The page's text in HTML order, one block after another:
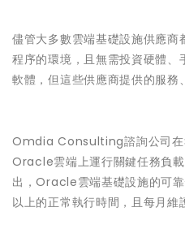
儘管大多數雲端基礎設施供應
程序的環境，且無需投資硬體
軟體，但這些供應商提供的服務
Omdia Consulting諮詢公司在
Oracle雲端上運行關鍵任務負
出，Oracle雲端基礎設施的可
以上的正常執行時間，且每月維